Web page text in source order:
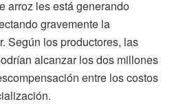
arroz les está generando
gravemente la
Según los productores, las
alcanzar los dos millones
entre los costos